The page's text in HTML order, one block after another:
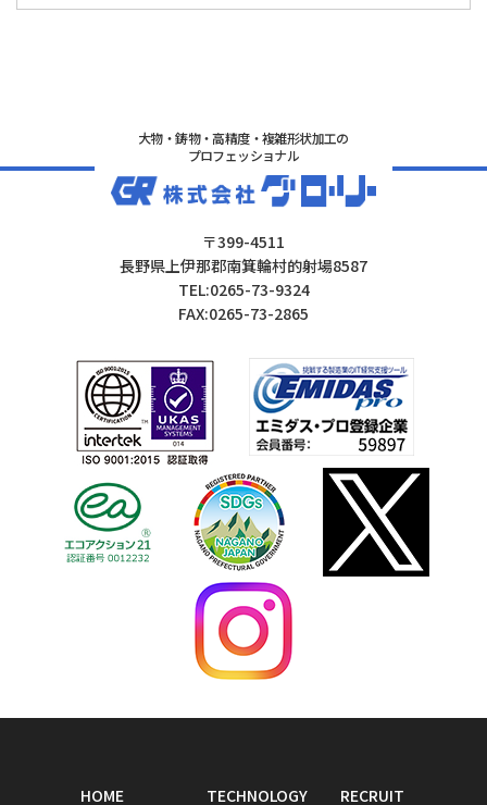
大物・鋳物・高精度・複雑形状加工の
プロフェッショナル
〒399-4511
長野県上伊那郡南箕輪村的射場8587
TEL:0265-73-9324
FAX:0265-73-2865
HOME TECHNOLOGY RECRUIT